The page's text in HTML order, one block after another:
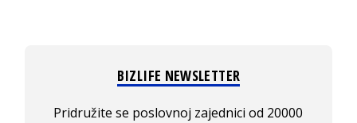
BIZLIFE NEWSLETTER
Pridružite se poslovnoj zajednici od 20000